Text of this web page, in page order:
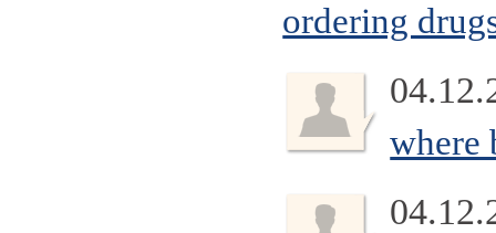
ordering
where